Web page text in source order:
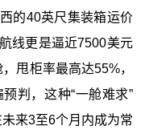
的40英尺集装箱运价
线更是逼近7500美元
甩柜率最高达55%，
判，这种“一舱难求”
来3至6个月内成为常